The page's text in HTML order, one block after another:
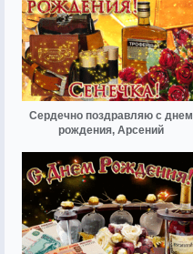
Сердечно поздравляю с днем
рождения, Арсений